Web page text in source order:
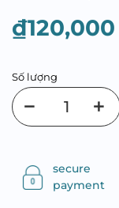
₫120,000
Số lượng
secure
payment